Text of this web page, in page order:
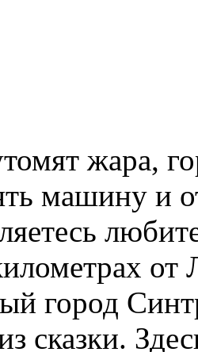
жара,
машину и
от
город
сказки.